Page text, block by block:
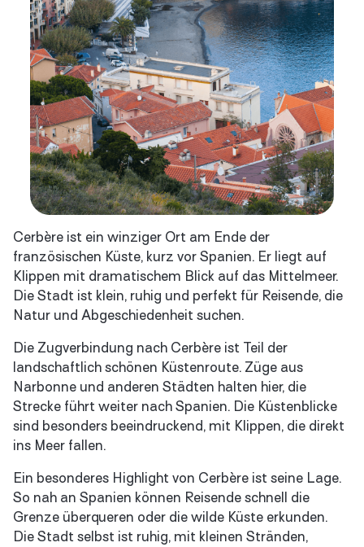
Cerbère ist ein winziger Ort am Ende der
französischen Küste, kurz vor Spanien. Er liegt auf
Klippen mit dramatischem Blick auf das Mittelmeer.
Die Stadt ist klein, ruhig und perfekt für Reisende, die
Natur und Abgeschiedenheit suchen.
Die Zugverbindung nach Cerbère ist Teil der
landschaftlich schönen Küstenroute. Züge aus
Narbonne und anderen Städten halten hier, die
Strecke führt weiter nach Spanien. Die Küstenblicke
sind besonders beeindruckend, mit Klippen, die direkt
ins Meer fallen.
Ein besonderes Highlight von Cerbère ist seine Lage.
So nah an Spanien können Reisende schnell die
Grenze überqueren oder die wilde Küste erkunden.
Die Stadt selbst ist ruhig, mit kleinen Stränden,